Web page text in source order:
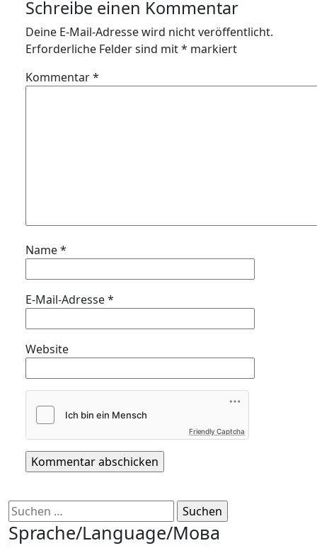
Schreibe einen Kommentar
Deine E-Mail-Adresse wird nicht veröffentlicht.
Erforderliche Felder sind mit* markiert
Kommentar*
Name*
E-Mail-Adresse*
Website
Friendly Captcha
Suchen
nach:
Sprache/Language/Мова